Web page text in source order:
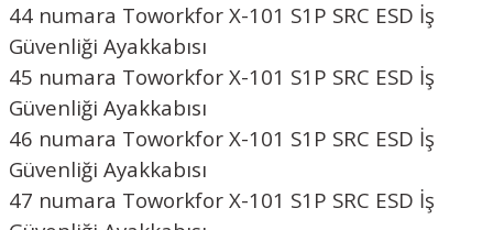
44 numara Toworkfor X-101 S1P SRC ESD İş
Güvenliği Ayakkabısı
45 numara Toworkfor X-101 S1P SRC ESD İş
Güvenliği Ayakkabısı
46 numara Toworkfor X-101 S1P SRC ESD İş
Güvenliği Ayakkabısı
47 numara Toworkfor X-101 S1P SRC ESD İş